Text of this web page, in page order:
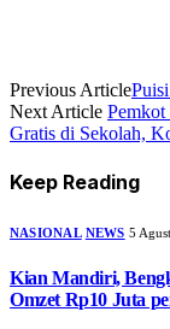
Previous Article
Next Article Pemkot
Gratis di Sekolah,
Keep Reading
NASIONAL NEWS 5
Kian Mandiri,
Omzet Rp10 Juta